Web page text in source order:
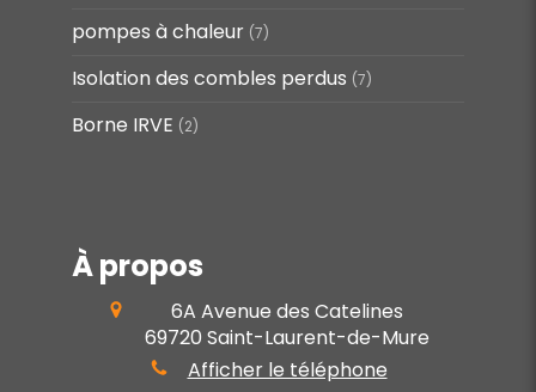
pompes à chaleur (7)
Isolation des combles perdus (7)
Borne IRVE (2)
À propos
6A Avenue des Catelines
69720 Saint-Laurent-de-Mure
Afficher le téléphone